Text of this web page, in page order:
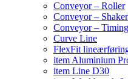
Conveyor – Roller
Conveyor – Shaker
Conveyor –
Curve Line
FlexFit
item Aluminium
item Line D30